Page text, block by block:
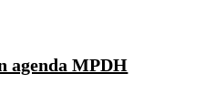
agenda MPDH